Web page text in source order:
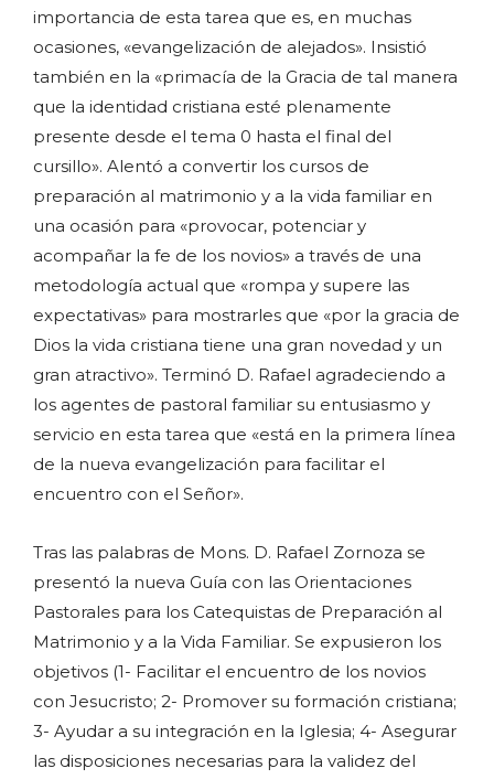
importancia de esta tarea que es, en muchas
ocasiones, «evangelización de alejados». Insistió
también en la «primacía de la Gracia de tal manera
que la identidad cristiana esté plenamente
presente desde el tema 0 hasta el final del
cursillo». Alentó a convertir los cursos de
preparación al matrimonio y a la vida familiar en
una ocasión para «provocar, potenciar y
acompañar la fe de los novios» a través de una
metodología actual que «rompa y supere las
expectativas» para mostrarles que «por la gracia de
Dios la vida cristiana tiene una gran novedad y un
gran atractivo». Terminó D. Rafael agradeciendo a
los agentes de pastoral familiar su entusiasmo y
servicio en esta tarea que «está en la primera línea
de la nueva evangelización para facilitar el
encuentro con el Señor».
Tras las palabras de Mons. D. Rafael Zornoza se
presentó la nueva Guía con las Orientaciones
Pastorales para los Catequistas de Preparación al
Matrimonio y a la Vida Familiar. Se expusieron los
objetivos (1- Facilitar el encuentro de los novios
con Jesucristo; 2- Promover su formación cristiana;
3- Ayudar a su integración en la Iglesia; 4- Asegurar
las disposiciones necesarias para la validez del